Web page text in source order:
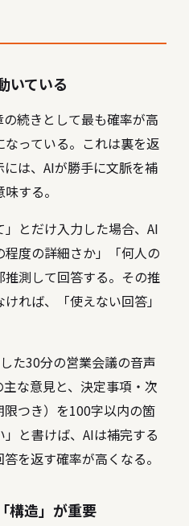
いている
続きとして最も確率が高
っている。これは裏を返
は、AIが勝手に文脈を補
する。
とだけ入力した場合、AI
度の詳細さか」「何人の
測して回答する。その推
れば、「使えない回答」
た30分の営業会議の音声
な意見と、決定事項・次
つき）を100字以内の箇
と書けば、AIは補完する
を返す確率が高くなる。
構造」が重要